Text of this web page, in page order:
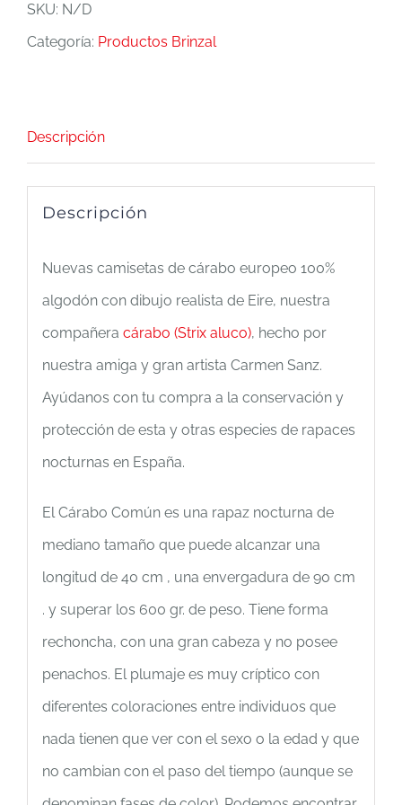
SKU: N/D
Categoría: Productos Brinzal
Descripción
Descripción
Nuevas camisetas de cárabo europeo 100%
algodón con dibujo realista de Eire, nuestra
compañera cárabo (Strix aluco), hecho por
nuestra amiga y gran artista Carmen Sanz.
Ayúdanos con tu compra a la conservación y
protección de esta y otras especies de rapaces
nocturnas en España.
El Cárabo Común es una rapaz nocturna de
mediano tamaño que puede alcanzar una
longitud de 40 cm , una envergadura de 90 cm
. y superar los 600 gr. de peso. Tiene forma
rechoncha, con una gran cabeza y no posee
penachos. El plumaje es muy críptico con
diferentes coloraciones entre individuos que
nada tienen que ver con el sexo o la edad y que
no cambian con el paso del tiempo (aunque se